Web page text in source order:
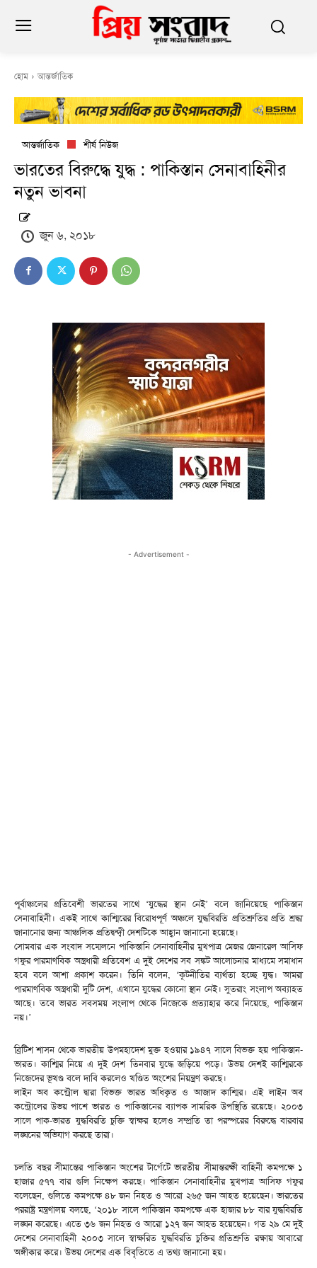
হোম আন্তর্জাতিক
আন্তর্জাতিক শীর্ষ নিউজ
ভারতের বিরুদ্ধে যুদ্ধ : পাকিস্তান সেনাবাহিনীর
নতুন ভাবনা
জুন ৬, ২০১৮
- Advertisement -
পূর্বাঞ্চলের প্রতিবেশী ভারতের সাথে ‘যুদ্ধের স্থান নেই’ বলে জানিয়েছে পাকিস্তান
সেনাবাহিনী। একই সাথে কাশ্মিরের বিরোধপূর্ণ অঞ্চলে যুদ্ধবিরতি প্রতিশ্রুতির প্রতি শ্রদ্ধা
জানানোর জন্য আঞ্চলিক প্রতিদ্বন্দ্বী দেশটিকে আহ্বান জানানো হয়েছে।
সোমবার এক সংবাদ সম্মেলনে পাকিস্তানি সেনাবাহিনীর মুখপাত্র মেজর জেনারেল আসিফ
গফুর পারমাণবিক অস্ত্রধারী প্রতিবেশ এ দুই দেশের সব সঙ্কট আলোচনার মাধ্যমে সমাধান
হবে বলে আশা প্রকাশ করেন। তিনি বলেন, ‘কূটনীতির ব্যর্থতা হচ্ছে যুদ্ধ। আমরা
পারমাণবিক অস্ত্রধারী দুটি দেশ, এখানে যুদ্ধের কোনো স্থান নেই। সুতরাং সংলাপ অব্যাহত
আছে। তবে ভারত সবসময় সংলাপ থেকে নিজেকে প্রত্যাহার করে নিয়েছে, পাকিস্তান
নয়।’
ব্রিটিশ শাসন থেকে ভারতীয় উপমহাদেশ মুক্ত হওয়ার ১৯৪৭ সালে বিভক্ত হয় পাকিস্তান-
ভারত। কাশ্মির নিয়ে এ দুই দেশ তিনবার যুদ্ধে জড়িয়ে পড়ে। উভয় দেশই কাশ্মিরকে
নিজেদের ভূখণ্ড বলে দাবি করলেও খণ্ডিত অংশের নিয়ন্ত্রণ করছে।
লাইন অব কন্ট্রোল দ্বারা বিভক্ত ভারত অধিকৃত ও আজাদ কাশ্মির। এই লাইন অব
কন্ট্রোলের উভয় পাশে ভারত ও পাকিস্তানের ব্যাপক সামরিক উপস্থিতি রয়েছে। ২০০৩
সালে পাক-ভারত যুদ্ধবিরতি চুক্তি স্বাক্ষর হলেও সম্প্রতি তা পরস্পরের বিরুদ্ধে বারবার
লঙ্ঘনের অভিযাগ করছে তারা।
চলতি বছর সীমান্তের পাকিস্তান অংশের টার্গেটে ভারতীয় সীমান্তরক্ষী বাহিনী কমপক্ষে ১
হাজার ৫৭৭ বার গুলি নিক্ষেপ করছে। পাকিস্তান সেনাবাহিনীর মুখপাত্র আসিফ গফুর
বলেছেন, গুলিতে কমপক্ষে ৪৮ জন নিহত ও আরো ২৬৫ জন আহত হয়েছেন। ভারতের
পররাষ্ট্র মন্ত্রণালয় বলছে, ‘২০১৮ সালে পাকিস্তান কমপক্ষে এক হাজার ৮৮ বার যুদ্ধবিরতি
লঙ্ঘন করেছে। এতে ৩৬ জন নিহত ও আরো ১২৭ জন আহত হয়েছেন। গত ২৯ মে দুই
দেশের সেনাবাহিনী ২০০৩ সালে স্বাক্ষরিত যুদ্ধবিরতি চুক্তির প্রতিশ্রুতি রক্ষায় আবারো
অঙ্গীকার করে। উভয় দেশের এক বিবৃতিতে এ তথ্য জানানো হয়।